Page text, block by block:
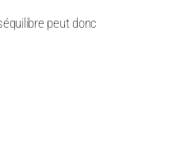
peut donc